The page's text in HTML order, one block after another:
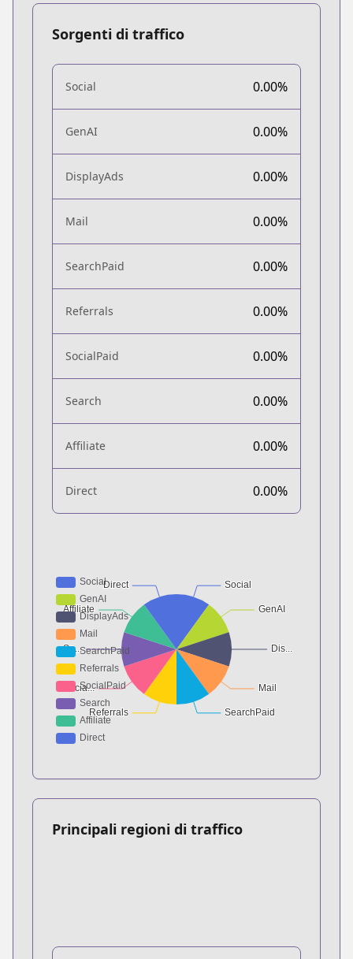
Sorgenti di traffico
Social 0.00%
GenAI 0.00%
DisplayAds 0.00%
Mail 0.00%
SearchPaid 0.00%
Referrals 0.00%
SocialPaid 0.00%
Search 0.00%
Affiliate 0.00%
Direct 0.00%
Principali regioni di traffico